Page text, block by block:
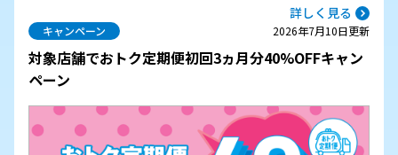
詳しく見る
キャンペーン 2026年7月10日更新
対象店舗でおトク定期便初回3ヵ月分40%OFFキャン
ペーン